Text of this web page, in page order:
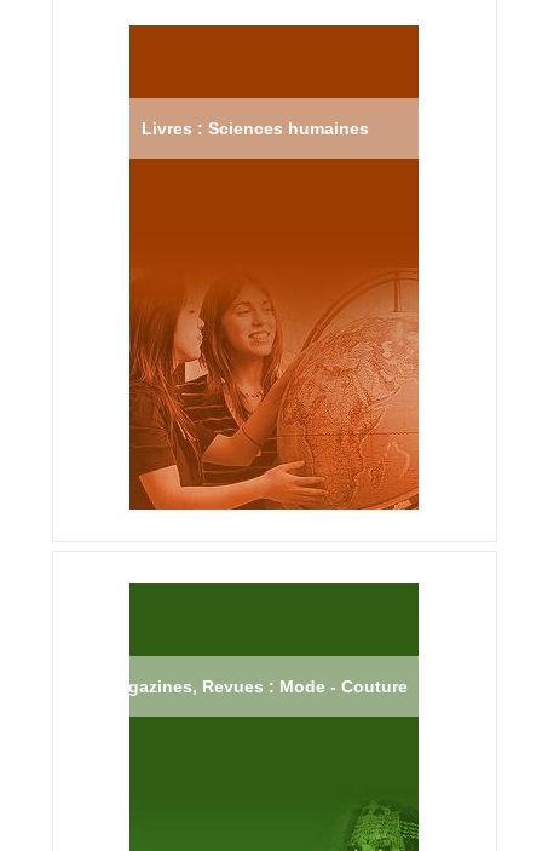
Livres : Sciences humaines
Magazines, Revues : Mode - Couture